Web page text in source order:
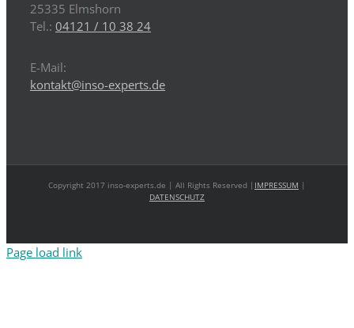
25335 Elmshorn
Tel.: 04121 / 10 38 24
E-Mail:
kontakt@inso-experts.de
Copyright 2017 inso-experts.de | All Rights Reserved | IMPRESSUM |
DATENSCHUTZ
Page load link